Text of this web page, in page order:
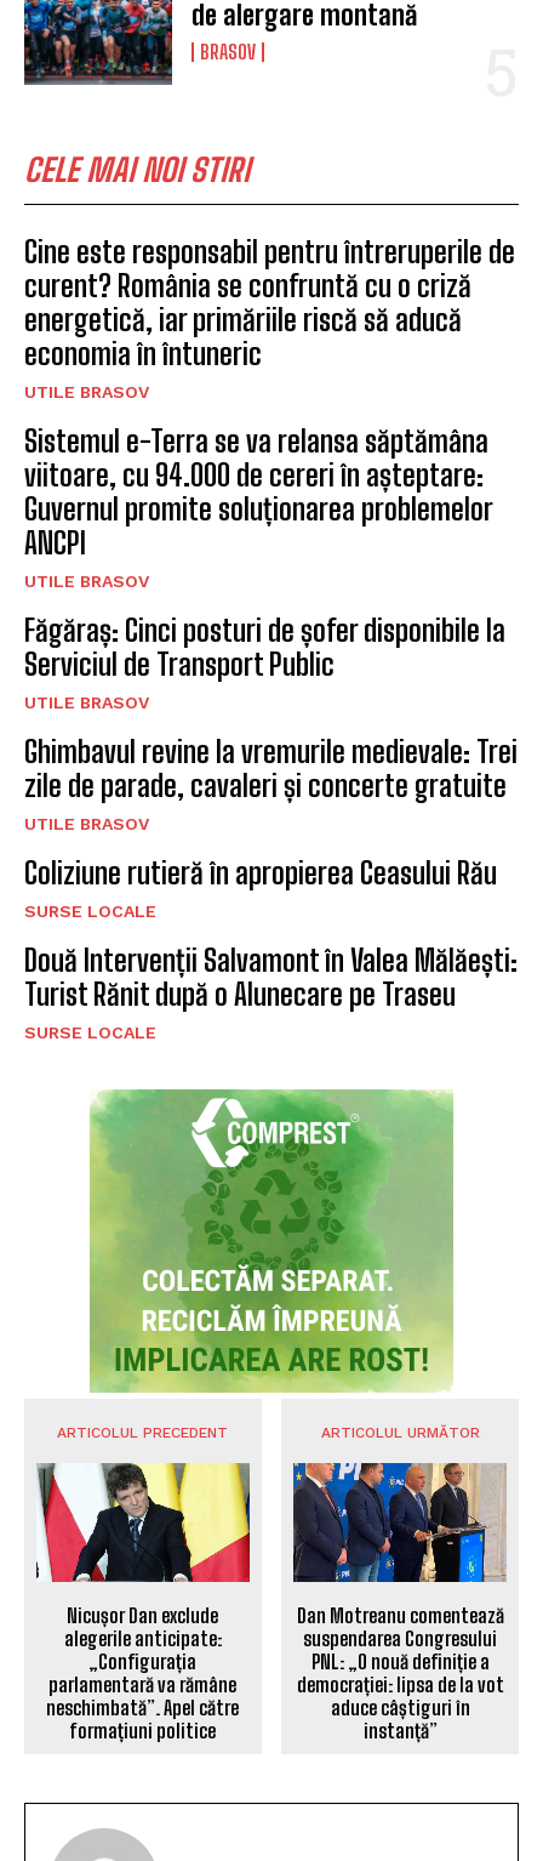
de alergare montană
BRASOV
CELE MAI NOI STIRI
Cine este responsabil pentru întreruperile de
curent? România se confruntă cu o criză
energetică, iar primăriile riscă să aducă
economia în întuneric
UTILE BRASOV
Sistemul e-Terra se va relansa săptămâna
viitoare, cu 94.000 de cereri în așteptare:
Guvernul promite soluționarea problemelor
ANCPI
UTILE BRASOV
Făgăraș: Cinci posturi de șofer disponibile la
Serviciul de Transport Public
UTILE BRASOV
Ghimbavul revine la vremurile medievale: Trei
zile de parade, cavaleri și concerte gratuite
UTILE BRASOV
Coliziune rutieră în apropierea Ceasului Rău
SURSE LOCALE
Două Intervenții Salvamont în Valea Mălăești:
Turist Rănit după o Alunecare pe Traseu
SURSE LOCALE
ARTICOLUL PRECEDENT
Nicușor Dan exclude
alegerile anticipate:
„Configurația
parlamentară va rămâne
neschimbată”. Apel către
formațiuni politice
ARTICOLUL URMĂTOR
Dan Motreanu comentează
suspendarea Congresului
PNL: „O nouă definiție a
democrației: lipsa de la vot
aduce câștiguri în
instanță”